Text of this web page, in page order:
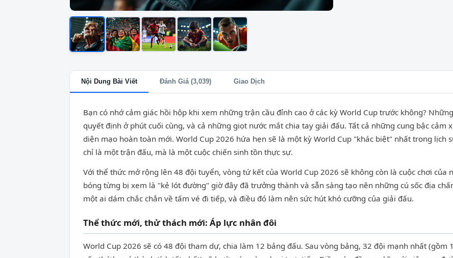
Nội Dung Bài Viết Đánh Giá (3,039) Giao Dịch
Bạn có nhớ cảm giác hồi hộp khi xem những trận cầu đỉnh cao ở các kỳ World Cup trước không?
quyết định ở phút cuối cùng, và cả những giọt nước mắt chia tay giải đấu. Tất cả những cung bậc cảm
diện mạo hoàn toàn mới. World Cup 2026 hứa hẹn sẽ là một kỳ World Cup "khác biệt" nhất trong lịch
chỉ là một trận đấu, mà là một cuộc chiến sinh tồn thực sự.
Với thể thức mở rộng lên 48 đội tuyển, vòng tứ kết của World Cup 2026 sẽ không còn là cuộc chơi
bóng từng bị xem là "kẻ lót đường" giờ đây đã trưởng thành và sẵn sàng tạo nên những cú sốc địa
một ai dám chắc chắn về tấm vé đi tiếp, và điều đó làm nên sức hút khó cưỡng của giải đấu.
Thể thức mới, thử thách mới: Áp lực nhân đôi
World Cup 2026 sẽ có 48 đội tham dự, chia làm 12 bảng đấu. Sau vòng bảng, 32 đội mạnh nhất